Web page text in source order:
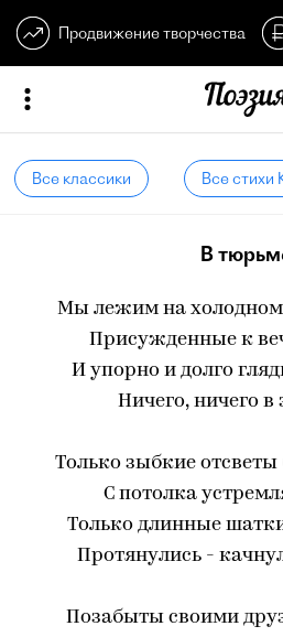
Продвижение творчества
Все классики Все стихи
В
Мы лежим на холодном
Присужденные к
И упорно и долго
Ничего, ничего в
Только зыбкие
С потолка
Только длинные
Протянулись -
Позабыты своими